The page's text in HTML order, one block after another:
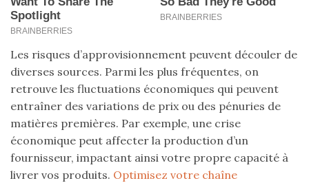
Les risques d’approvisionnement peuvent découler de
diverses sources. Parmi les plus fréquentes, on
retrouve les fluctuations économiques qui peuvent
entraîner des variations de prix ou des pénuries de
matières premières. Par exemple, une crise
économique peut affecter la production d’un
fournisseur, impactant ainsi votre propre capacité à
livrer vos produits. Optimisez votre chaîne